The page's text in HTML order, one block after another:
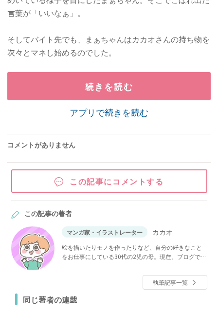
言葉が「いいなぁ」。
そしてバイト先でも、まぁちゃんはカカオさんの持ち物を
次々とマネし始めるのでした。
続きを読む
アプリで続きを読む
コメントがありません
この記事にコメントする
この記事の著者
マンガ家・イラストレーター カカオ
絵を描いたりモノを作ったりなど、自分の好きなこと
をお仕事にしている30代の2児の母。現在、ブログでゆ
執筆記事一覧
同じ著者の連載